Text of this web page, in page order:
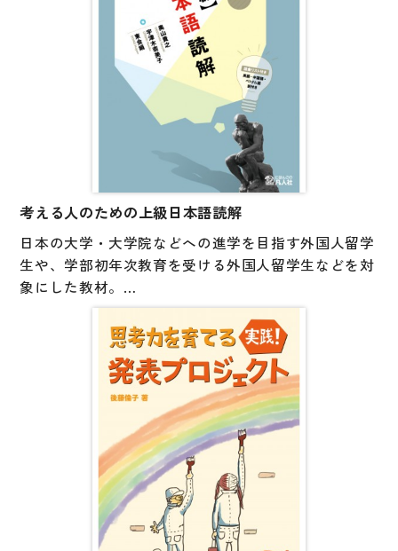
考える人のための上級日本語読解
日本の大学・大学院などへの進学を目指す外国人留学
生や、学部初年次教育を受ける外国人留学生などを対
象にした教材。
日本語能力試験のような選択問題のほか、記述式問題
も取り入れています。
また、調べたり、話し合ったり、考えたり、レジュメ
を作成したりという、
アカデミックな場面で課されるタスクも収録。
内容を学ぶための日本語、タスクを達成するための日
本語、という意識を持って学習に取り組むことが求め